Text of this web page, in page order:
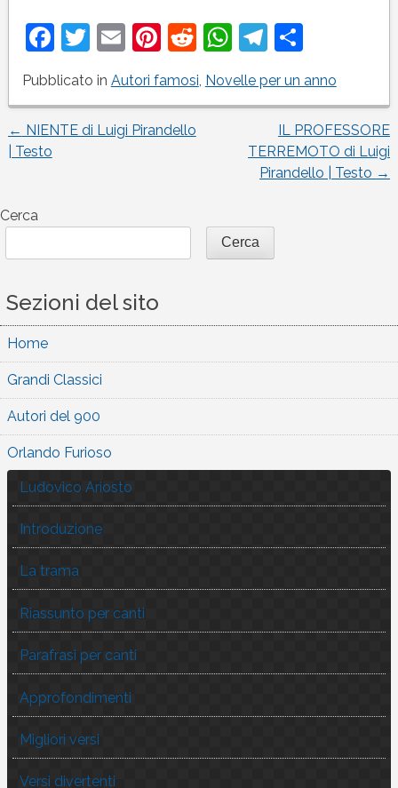
Facebook
Twitter
EmailPinterest
Reddit
WhatsApp
Telegram
Pubblicato in Autori famosi, Novelle per un anno
Navigazione
← NIENTE di Luigi Pirandello
| Testo
IL PROFESSORE
TERREMOTO di Luigi
Pirandello | Testo →
Cerca
Cerca
Sezioni del sito
Home
Grandi Classici
Autori del 900
Orlando Furioso
Ludovico Ariosto
Introduzione
La trama
Riassunto per canti
Parafrasi per canti
Approfondimenti
Migliori versi
Versi divertenti